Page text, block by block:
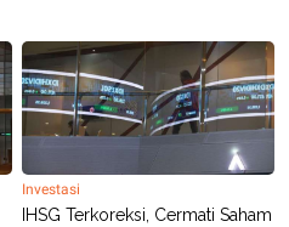
Investasi
IHSG Terkoreksi, Cermati Saham